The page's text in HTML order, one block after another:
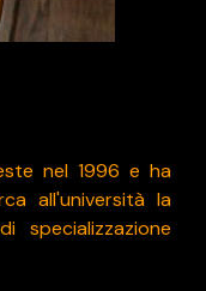
nel 1996 e ha
all'università la